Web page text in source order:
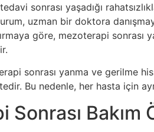
sonrası yaşadığı
uzman bir doktora
göre, mezoterapi sonrası
sonrası yanma ve gerilme
Bu nedenle, her hasta için
Sonrası Bakım